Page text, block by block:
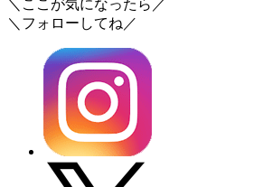
＼ここが気になったら／
＼フォローしてね／